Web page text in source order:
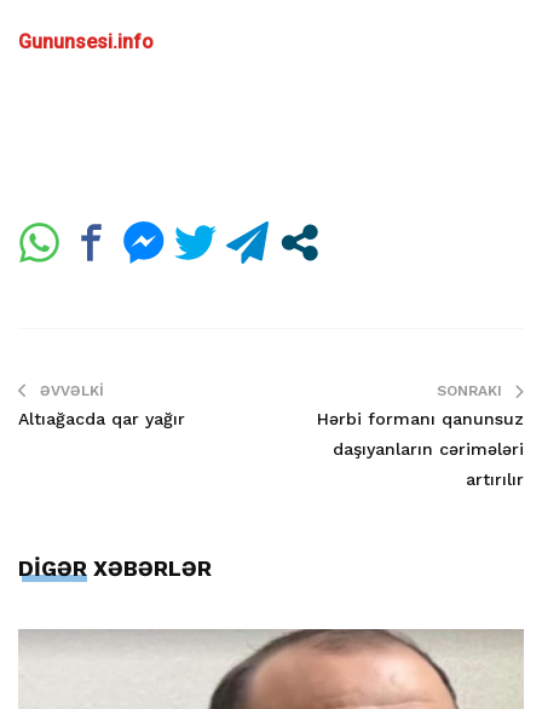
Gununsesi.info
ƏVVƏLKI
Altıağacda qar yağır
SONRAKI
Hərbi formanı qanunsuz
daşıyanların cərimələri
artırılır
DİGƏR XƏBƏRLƏR